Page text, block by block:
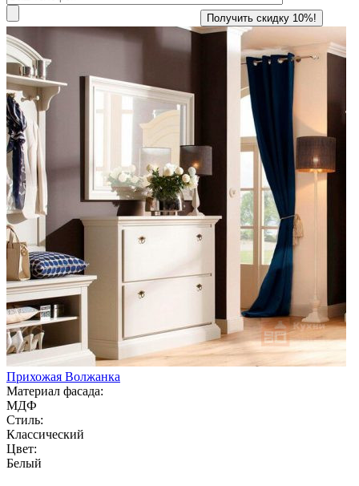
Прихожая Волжанка
Материал фасада:
МДФ
Стиль:
Классический
Цвет:
Белый